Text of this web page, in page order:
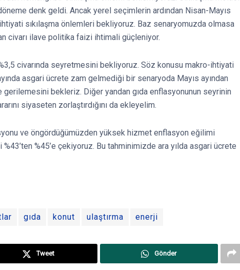
denk geldi. Ancak yerel seçimlerin ardından Nisan-Mayıs
sıkılaşma önlemleri bekliyoruz. Baz senaryomuzda olmasa
civarı ilave politika faizi ihtimali güçleniyor.
civarında seyretmesini bekliyoruz. Söz konusu makro-ihtiyati
asgari ücrete zam gelmediği bir senaryoda Mayıs ayından
gerilemesini bekleriz. Diğer yandan gıda enflasyonunun seyrinin
siyaseten zorlaştırdığını da ekleyelim.
ve öngördüğümüzden yüksek hizmet enflasyon eğilimi
%45’e çekiyoruz. Bu tahminimizde ara yılda asgari ücrete
gıda konut ulaştırma enerji
Tweet Gönder